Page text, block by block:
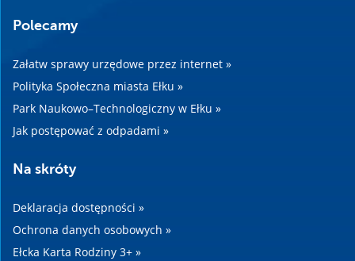
Polecamy
Załatw sprawy urzędowe przez internet »
Polityka Społeczna miasta Ełku »
Park Naukowo–Technologiczny w Ełku »
Jak postępować z odpadami »
Na skróty
Deklaracja dostępności »
Ochrona danych osobowych »
Ełcka Karta Rodziny 3+ »